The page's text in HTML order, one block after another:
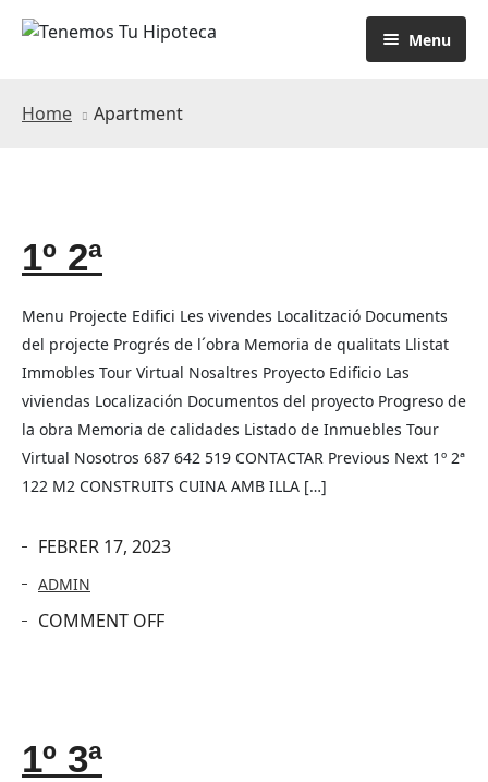
Menu
Home Apartment
1º 2ª
Menu Projecte Edifici Les vivendes Localització Documents
del projecte Progrés de l´obra Memoria de qualitats Llistat
Immobles Tour Virtual Nosaltres Proyecto Edificio Las
viviendas Localización Documentos del proyecto Progreso de
la obra Memoria de calidades Listado de Inmuebles Tour
Virtual Nosotros 687 642 519 CONTACTAR Previous Next 1º 2ª
122 M2 CONSTRUITS CUINA AMB ILLA […]
FEBRER 17, 2023
ADMIN
COMMENT OFF
1º 3ª